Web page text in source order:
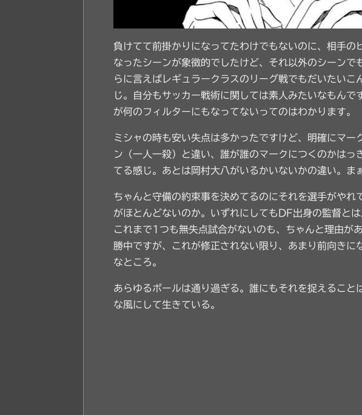
負けてて前掛かりになってたわけでもないのに、相手
なったシーンが象徴的でしたけど、それ以外のシーンで
らに言えばレギュラークラスのリーグ戦でもだいたいこ
じ。自分もサッカー戦術に関しては素人みたいなもんで
が何のフィルターにもなってないってのはわかります。
ミシャの時も安い失点は多かったですけど、明確にマー
ン（一人一殺）と違い、誰が誰のマークにつくのかはっ
てる感じ。あとは岡村大八がいるかいないかの違い。ま
ちゃんと守備の約束事を決めてるのにそれを選手がやれ
がほとんどないのか。いずれにしてもDF出身の監督と
これまで1つも無失点試合がないのも、ちゃんと理由が
勝中ですが、これが修正されない限り、あまり前向き
なところ。
あらゆるボールは通り過ぎる。誰にもそれを捉えること
な風にして生きている。